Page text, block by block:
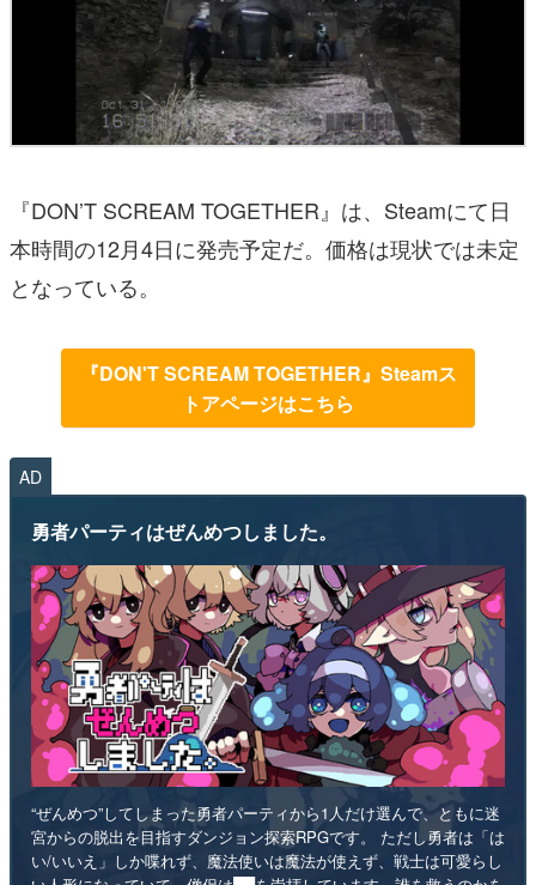
『DON’T SCREAM TOGETHER』は、Steamにて日
本時間の12月4日に発売予定だ。価格は現状では未定
となっている。
『DON'T SCREAM TOGETHER』Steamス
トアページはこちら
AD
勇者パーティはぜんめつしました。
“ぜんめつ”してしまった勇者パーティから1人だけ選んで、ともに迷
宮からの脱出を目指すダンジョン探索RPGです。 ただし勇者は「は
い/いいえ」しか喋れず、魔法使いは魔法が使えず、戦士は可愛らし